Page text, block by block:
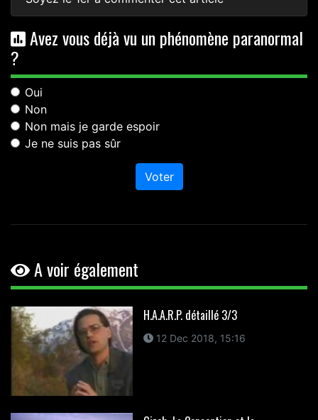
Avez vous déjà vu un phénomène paranormal
?
Oui
Non
Non mais je garde espoir
Je ne suis pas sûr
Voter
A voir également
H.A.A.R.P. détaillé 3/3
12 Dec 2018, 15:16